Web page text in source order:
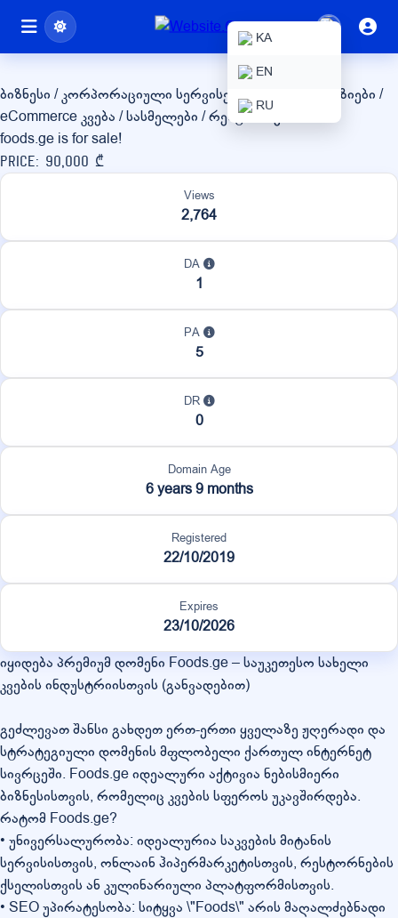
KA
EN
RU
foods.ge
ბიზნესი / კორპორაციული სერვისებიონლაინ მაღაზიები /
eCommerce კვება / სასმელები / რესტორნები
foods.ge is for sale!
Price: 90,000 ₾
Views
2,764
DA
1
PA
5
DR
0
Domain Age
6 years 9 months
Registered
22/10/2019
Expires
23/10/2026
იყიდება პრემიუმ დომენი Foods.ge – საუკეთესო სახელი
კვების ინდუსტრიისთვის (განვადებით)
გეძლევათ შანსი გახდეთ ერთ-ერთი ყველაზე ჟღერადი და
სტრატეგიული დომენის მფლობელი ქართულ ინტერნეტ
სივრცეში. Foods.ge იდეალური აქტივია ნებისმიერი
ბიზნესისთვის, რომელიც კვების სფეროს უკავშირდება.
რატომ Foods.ge?
• უნივერსალურობა: იდეალურია საკვების მიტანის
სერვისისთვის, ონლაინ ჰიპერმარკეტისთვის, რესტორნების
ქსელისთვის ან კულინარიული პლატფორმისთვის.
• SEO უპირატესობა: სიტყვა \"Foods\" არის მაღალძებნადი